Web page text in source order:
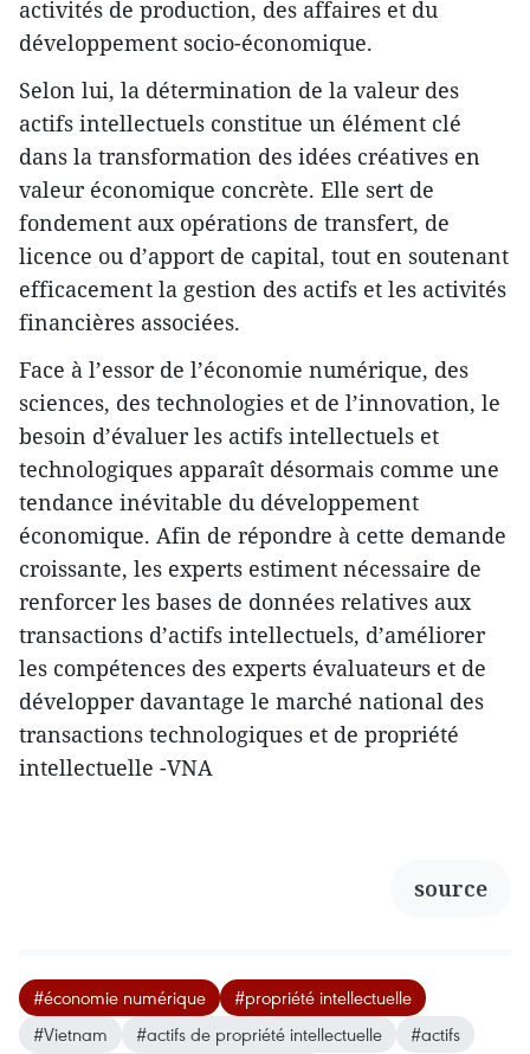
activités de production, des affaires et du
développement socio-économique.
Selon lui, la détermination de la valeur des
actifs intellectuels constitue un élément clé
dans la transformation des idées créatives en
valeur économique concrète. Elle sert de
fondement aux opérations de transfert, de
licence ou d’apport de capital, tout en soutenant
efficacement la gestion des actifs et les activités
financières associées.
Face à l’essor de l’économie numérique, des
sciences, des technologies et de l’innovation, le
besoin d’évaluer les actifs intellectuels et
technologiques apparaît désormais comme une
tendance inévitable du développement
économique. Afin de répondre à cette demande
croissante, les experts estiment nécessaire de
renforcer les bases de données relatives aux
transactions d’actifs intellectuels, d’améliorer
les compétences des experts évaluateurs et de
développer davantage le marché national des
transactions technologiques et de propriété
intellectuelle -VNA
source
#économie numérique
#propriété intellectuelle
#Vietnam
#actifs de propriété intellectuelle
#actifs